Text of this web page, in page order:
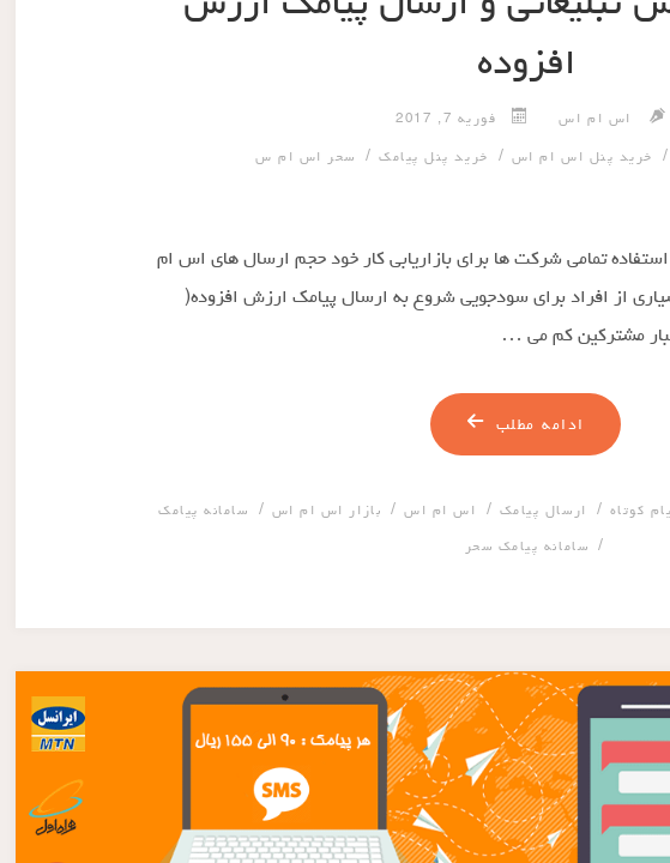
افزوده
اس ام اس فوریه 7, 2017
/ خرید پنل اس ام اس / خرید پنل پیامک/ سحر اس ام س
تمامی شرکت ها برای بازاریابی کار خود حجم ارسال های اس ام
از افراد برای سودجویی شروع به ارسال پیامک ارزش افزوده(
مشترکین کم می …
ادامه مطلب
کوتاه / ارسال پیامک / اس ام اس/ بازار اس ام اس / سامانه پیامک
/ سامانه پیامک سحر